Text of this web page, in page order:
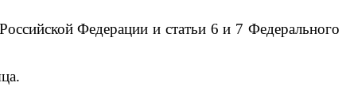
Федерации и статьи 6 и 7 Федерального